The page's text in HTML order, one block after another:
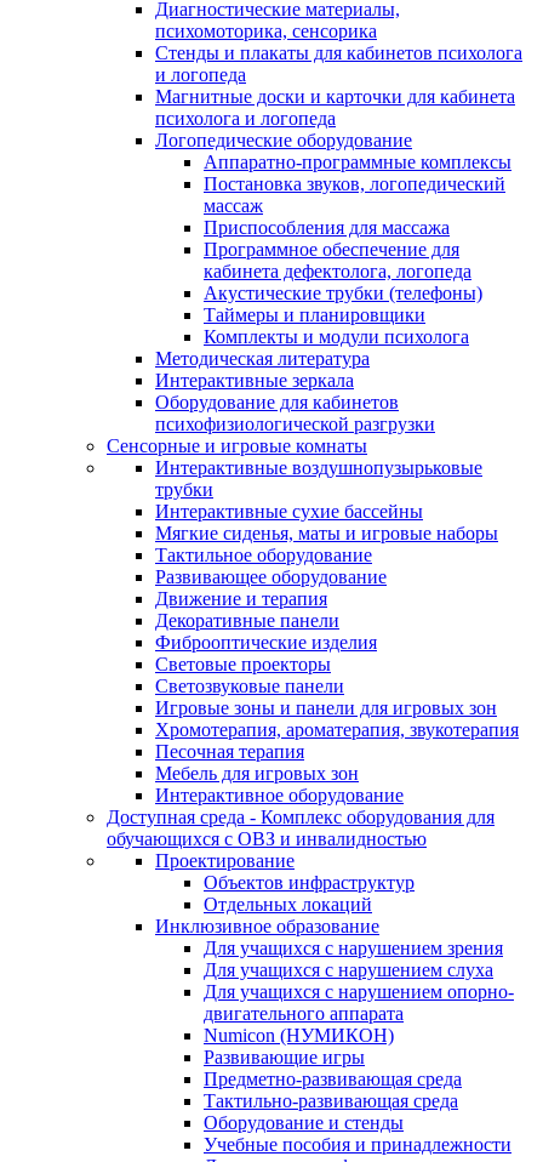
Диагностические материалы,
психомоторика, сенсорика
Стенды и плакаты для кабинетов психолога
и логопеда
Магнитные доски и карточки для кабинета
психолога и логопеда
Логопедические оборудование
Аппаратно-программные комплексы
Постановка звуков, логопедический
массаж
Приспособления для массажа
Программное обеспечение для
кабинета дефектолога, логопеда
Акустические трубки (телефоны)
Таймеры и планировщики
Комплекты и модули психолога
Методическая литература
Интерактивные зеркала
Оборудование для кабинетов
психофизиологической разгрузки
Сенсорные и игровые комнаты
Интерактивные воздушнопузырьковые
трубки
Интерактивные сухие бассейны
Мягкие сиденья, маты и игровые наборы
Тактильное оборудование
Развивающее оборудование
Движение и терапия
Декоративные панели
Фиброоптические изделия
Световые проекторы
Светозвуковые панели
Игровые зоны и панели для игровых зон
Хромотерапия, ароматерапия, звукотерапия
Песочная терапия
Мебель для игровых зон
Интерактивное оборудование
Доступная среда - Комплекс оборудования для
обучающихся с ОВЗ и инвалидностью
Проектирование
Объектов инфраструктур
Отдельных локаций
Инклюзивное образование
Для учащихся с нарушением зрения
Для учащихся с нарушением слуха
Для учащихся с нарушением опорно-
двигательного аппарата
Numicon (НУМИКОН)
Развивающие игры
Предметно-развивающая среда
Тактильно-развивающая среда
Оборудование и стенды
Учебные пособия и принадлежности